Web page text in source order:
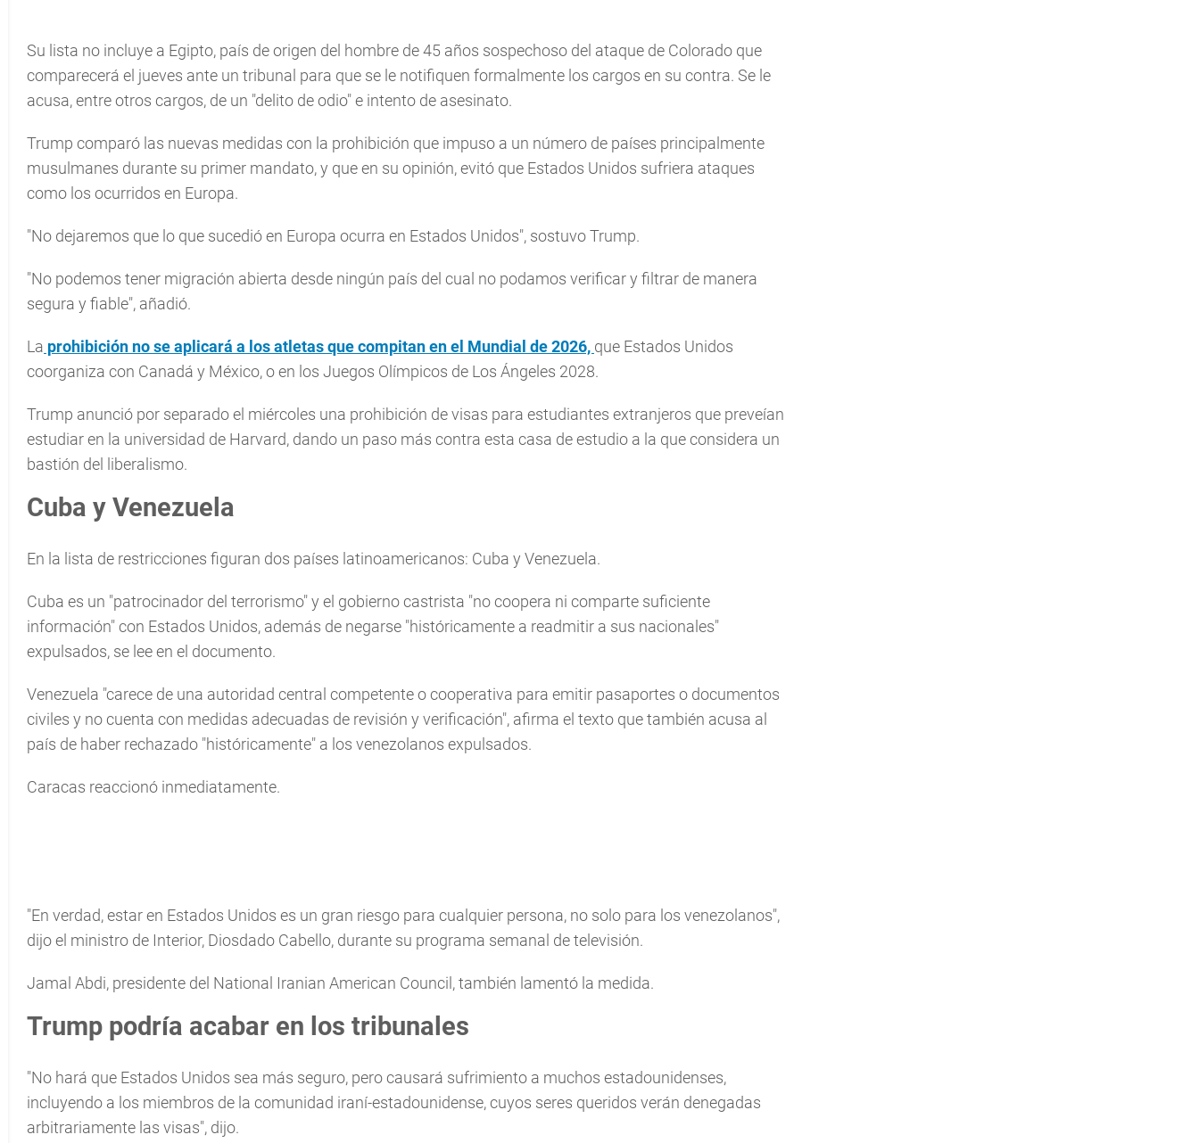
Su lista no incluye a Egipto, país de origen del hombre de 45 años sospechoso del ataque de Colorado que
comparecerá el jueves ante un tribunal para que se le notifiquen formalmente los cargos en su contra. Se le
acusa, entre otros cargos, de un "delito de odio" e intento de asesinato.
Trump comparó las nuevas medidas con la prohibición que impuso a un número de países principalmente
musulmanes durante su primer mandato, y que en su opinión, evitó que Estados Unidos sufriera ataques
como los ocurridos en Europa.
"No dejaremos que lo que sucedió en Europa ocurra en Estados Unidos", sostuvo Trump.
"No podemos tener migración abierta desde ningún país del cual no podamos verificar y filtrar de manera
segura y fiable", añadió.
La prohibición no se aplicará a los atletas que compitan en el Mundial de 2026, que Estados Unidos
coorganiza con Canadá y México, o en los Juegos Olímpicos de Los Ángeles 2028.
Trump anunció por separado el miércoles una prohibición de visas para estudiantes extranjeros que preveían
estudiar en la universidad de Harvard, dando un paso más contra esta casa de estudio a la que considera un
bastión del liberalismo.
Cuba y Venezuela
En la lista de restricciones figuran dos países latinoamericanos: Cuba y Venezuela.
Cuba es un "patrocinador del terrorismo" y el gobierno castrista "no coopera ni comparte suficiente
información" con Estados Unidos, además de negarse "históricamente a readmitir a sus nacionales"
expulsados, se lee en el documento.
Venezuela "carece de una autoridad central competente o cooperativa para emitir pasaportes o documentos
civiles y no cuenta con medidas adecuadas de revisión y verificación", afirma el texto que también acusa al
país de haber rechazado "históricamente" a los venezolanos expulsados.
Caracas reaccionó inmediatamente.
"En verdad, estar en Estados Unidos es un gran riesgo para cualquier persona, no solo para los venezolanos",
dijo el ministro de Interior, Diosdado Cabello, durante su programa semanal de televisión.
Jamal Abdi, presidente del National Iranian American Council, también lamentó la medida.
Trump podría acabar en los tribunales
"No hará que Estados Unidos sea más seguro, pero causará sufrimiento a muchos estadounidenses,
incluyendo a los miembros de la comunidad iraní-estadounidense, cuyos seres queridos verán denegadas
arbitrariamente las visas", dijo.